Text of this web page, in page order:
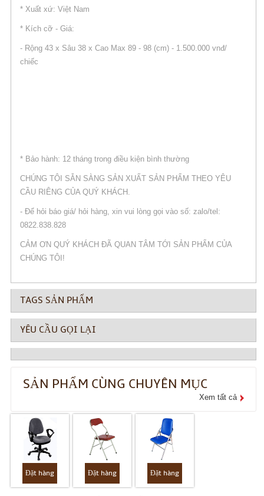
* Xuất xứ: Việt Nam
* Kích cỡ - Giá:
- Rộng 43 x Sâu 38 x Cao Max 89 - 98 (cm) - 1.500.000 vnđ/
chiếc
* Bảo hành: 12 tháng trong điều kiện bình thường
CHÚNG TÔI SẴN SÀNG SẢN XUẤT SẢN PHẨM THEO YÊU
CẦU RIÊNG CỦA QUÝ KHÁCH.
- Để hỏi báo giá/ hỏi hàng, xin vui lòng gọi vào số: zalo/tel:
0822.838.828
CẢM ƠN QUÝ KHÁCH ĐÃ QUAN TÂM TỚI SẢN PHẨM CỦA
CHÚNG TÔI!
TAGS SẢN PHẨM
YÊU CẦU GỌI LẠI
SẢN PHẨM CÙNG CHUYÊN MỤC
Xem tất cả
Đặt hàng Đặt hàng Đặt hàng